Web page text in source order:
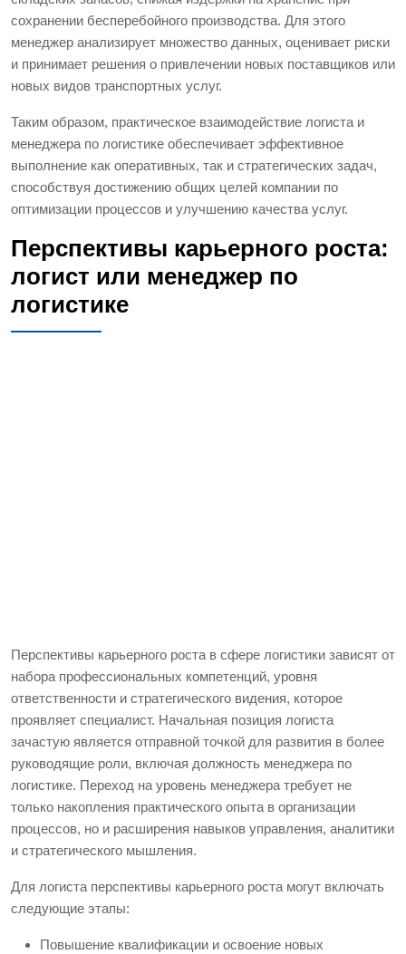
сохранении бесперебойного производства. Для этого
менеджер анализирует множество данных, оценивает риски
и принимает решения о привлечении новых поставщиков или
новых видов транспортных услуг.
Таким образом, практическое взаимодействие логиста и
менеджера по логистике обеспечивает эффективное
выполнение как оперативных, так и стратегических задач,
способствуя достижению общих целей компании по
оптимизации процессов и улучшению качества услуг.
Перспективы карьерного роста:
логист или менеджер по
логистике
Перспективы карьерного роста в сфере логистики зависят от
набора профессиональных компетенций, уровня
ответственности и стратегического видения, которое
проявляет специалист. Начальная позиция логиста
зачастую является отправной точкой для развития в более
руководящие роли, включая должность менеджера по
логистике. Переход на уровень менеджера требует не
только накопления практического опыта в организации
процессов, но и расширения навыков управления, аналитики
и стратегического мышления.
Для логиста перспективы карьерного роста могут включать
следующие этапы:
Повышение квалификации и освоение новых